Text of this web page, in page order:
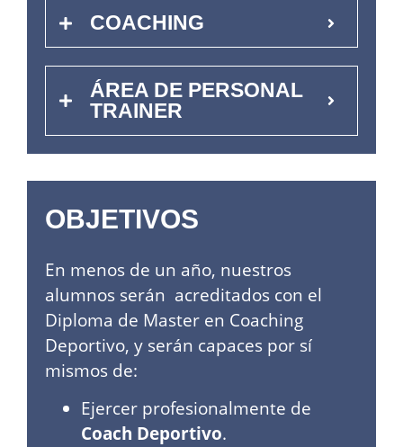
COACHING
ÁREA DE PERSONAL
TRAINER
OBJETIVOS
En menos de un año, nuestros
alumnos serán acreditados con el
Diploma de Master en Coaching
Deportivo, y serán capaces por sí
mismos de:
Ejercer profesionalmente de
Coach Deportivo.